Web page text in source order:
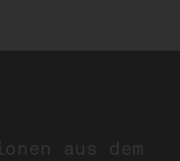
aus dem